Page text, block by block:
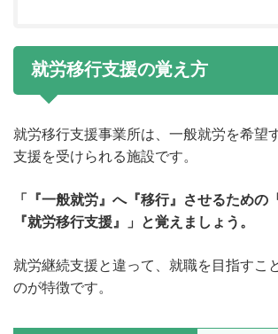
就労移行支援の覚え方
就労移行支援事業所は、一般就労を希望
支援を受けられる施設です。
「『一般就労』へ『移行』させるための
『就労移行支援』」と覚えましょう。
就労継続支援と違って、就職を目指すこ
のが特徴です。